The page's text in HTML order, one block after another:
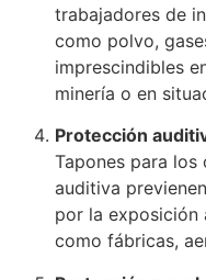
trabajadores de
como polvo,
imprescindibles
minería o en
Protección
Tapones para
auditiva
por la exposición
como fábricas,